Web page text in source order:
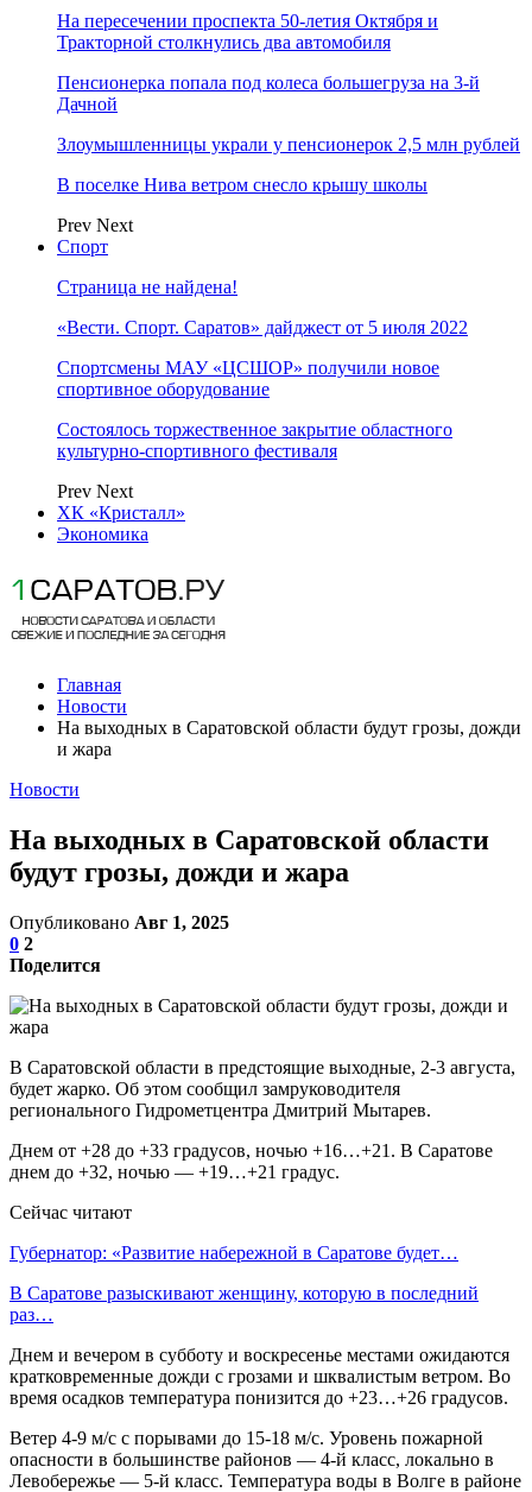
На пересечении проспекта 50-летия Октября и
Тракторной столкнулись два автомобиля
Пенсионерка попала под колеса большегруза на 3-й
Дачной
Злоумышленницы украли у пенсионерок 2,5 млн рублей
В поселке Нива ветром снесло крышу школы
Prev Next
Спорт
Страница не найдена!
«Вести. Спорт. Саратов» дайджест от 5 июля 2022
Спортсмены МАУ «ЦСШОР» получили новое
спортивное оборудование
Состоялось торжественное закрытие областного
культурно-спортивного фестиваля
Prev Next
ХК «Кристалл»
Экономика
Главная
Новости
На выходных в Саратовской области будут грозы, дожди
и жара
Новости
На выходных в Саратовской области
будут грозы, дожди и жара
Опубликовано Авг 1, 2025
0 2
Поделится
В Саратовской области в предстоящие выходные, 2-3 августа,
будет жарко. Об этом сообщил замруководителя
регионального Гидрометцентра Дмитрий Мытарев.
Днем от +28 до +33 градусов, ночью +16…+21. В Саратове
днем до +32, ночью — +19…+21 градус.
Сейчас читают
Губернатор: «Развитие набережной в Саратове будет…
В Саратове разыскивают женщину, которую в последний
раз…
Днем и вечером в субботу и воскресенье местами ожидаются
кратковременные дожди с грозами и шквалистым ветром. Во
время осадков температура понизится до +23…+26 градусов.
Ветер 4-9 м/с с порывами до 15-18 м/с. Уровень пожарной
опасности в большинстве районов — 4-й класс, локально в
Левобережье — 5-й класс. Температура воды в Волге в районе